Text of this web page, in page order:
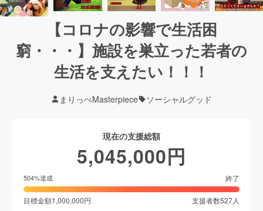
【コロナの影響で生活困
窮・・・】施設を巣立った若者の
生活を支えたい！！！
まりっぺMasterpiece ソーシャルグッド
現在の支援総額
5,045,000円
504%達成 終了
目標金額1,000,000円 支援者数527人